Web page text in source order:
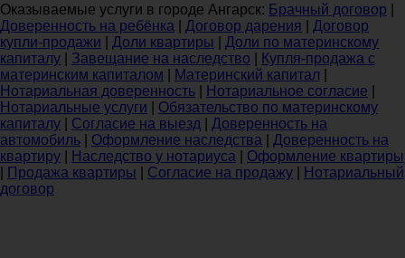
Оказываемые услуги в городе Ангарск: Брачный договор
Доверенность на ребёнка
Договор дарения
Договор
купли-продажи
Доли квартиры
Доли по материнскому
капиталу
Завещание на наследство
Купля-продажа с
материнским капиталом
Материнский капитал
Нотариальная доверенность
Нотариальное согласие
Нотариальные услуги
Обязательство по материнскому
капиталу
Согласие на выезд
Доверенность на
автомобиль
Оформление наследства
Доверенность на
квартиру
Наследство у нотариуса
Оформление квартиры
Продажа квартиры Согласие на продажу
Нотариальный
договор